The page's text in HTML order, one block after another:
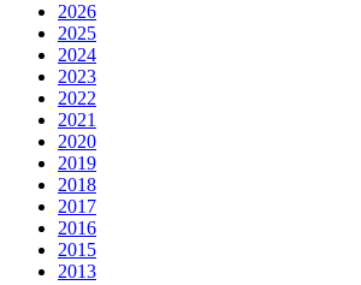
2026
2025
2024
2023
2022
2021
2020
2019
2018
2017
2016
2015
2013